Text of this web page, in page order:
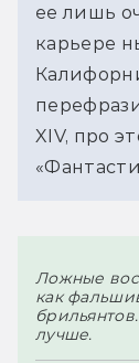
ее лишь
карьере
XIV, про
Ложные
как
лучше.